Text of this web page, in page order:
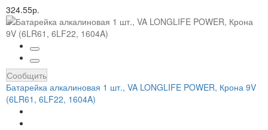
324.55р.
Сообщить
Батарейка алкалиновая 1 шт., VA LONGLIFE POWER, Крона 9V
(6LR61, 6LF22, 1604A)